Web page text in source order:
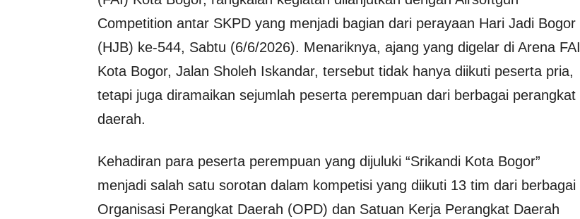
Competition antar SKPD yang menjadi bagian dari perayaan Hari Jadi Bogor
(HJB) ke-544, Sabtu (6/6/2026). Menariknya, ajang yang digelar di Arena FAI
Kota Bogor, Jalan Sholeh Iskandar, tersebut tidak hanya diikuti peserta pria,
tetapi juga diramaikan sejumlah peserta perempuan dari berbagai perangkat
daerah.
Kehadiran para peserta perempuan yang dijuluki “Srikandi Kota Bogor”
menjadi salah satu sorotan dalam kompetisi yang diikuti 13 tim dari berbagai
Organisasi Perangkat Daerah (OPD) dan Satuan Kerja Perangkat Daerah